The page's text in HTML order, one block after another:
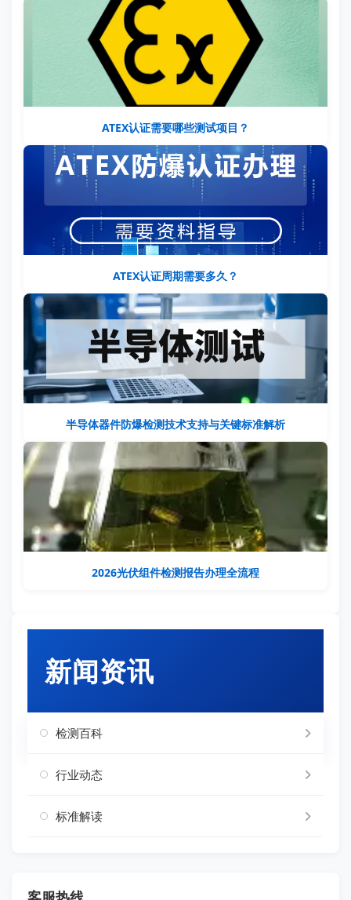
ATEX认证需要哪些测试项目？
ATEX认证周期需要多久？
半导体器件防爆检测技术支持与关键标准解析
2026光伏组件检测报告办理全流程
新闻资讯
检测百科
行业动态
标准解读